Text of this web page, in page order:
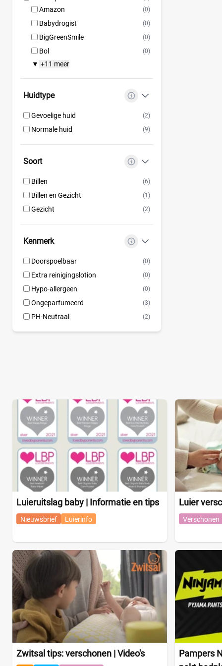
Amazon (0)
Babydrogist (0)
BigGreenSmile (0)
Bol (0)
▼ +11 meer
Huidtype
Gevoelige huid (2)
Normale huid (9)
Soort
Billen (6)
Billen en Gezicht (1)
Gezicht (2)
Kenmerk
Doorspoelbaar (0)
Extra reinigingslotion (0)
Hypo-allergeen (0)
Ongeparfumeerd (3)
PH-Neutraal (2)
Luieruitslag baby | Informatie en tips
Nieuwsbrief Luierinfo
Luier
Verschonen
Zwitsal tips: verschonen | Video's
Pampers